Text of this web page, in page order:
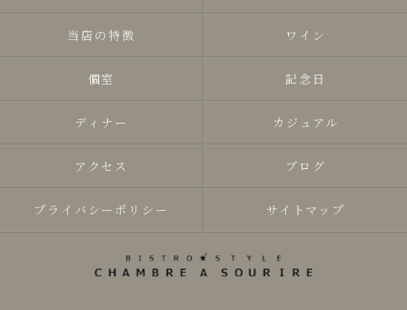
当店の特徴 ワイン
個室 記念日
ディナー カジュアル
アクセス ブログ
プライバシーポリシー サイトマップ